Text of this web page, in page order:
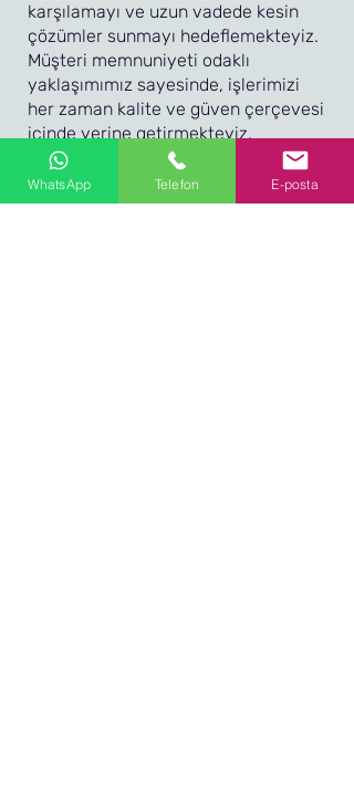
karşılamayı ve uzun vadede kesin
çözümler sunmayı hedeflemekteyiz.
Müşteri memnuniyeti odaklı
yaklaşımımız sayesinde, işlerimizi
her zaman kalite ve güven çerçevesi
içinde yerine getirmekteyiz.
Topuzoğlu Temizlik, sektördeki
tecrübesi, uzman ekibi ve kaliteli
WhatsApp Telefon E-posta